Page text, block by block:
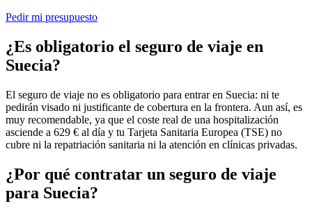
Pedir mi presupuesto
¿Es obligatorio el seguro de viaje en
Suecia?
El seguro de viaje no es obligatorio para entrar en Suecia: ni te
pedirán visado ni justificante de cobertura en la frontera. Aun así, es
muy recomendable, ya que el coste real de una hospitalización
asciende a 629 € al día y tu Tarjeta Sanitaria Europea (TSE) no
cubre ni la repatriación sanitaria ni la atención en clínicas privadas.
¿Por qué contratar un seguro de viaje
para Suecia?